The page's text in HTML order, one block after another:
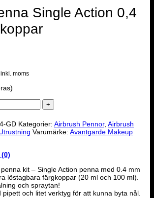
Single Action 0,4
inkl. moms
GD Kategorier: Airbrush Pennor, Airbrush
Varumärke: Avantgarde Makeup
kit – Single Action penna med 0.4 mm
löstagbara färgkoppar (20 ml och 100 ml).
och spraytan!
och litet verktyg för att kunna byta nål.